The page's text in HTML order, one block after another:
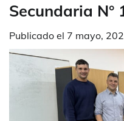
Secundaria N°
Publicado el 7 mayo,